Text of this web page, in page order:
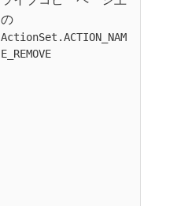
の
ActionSet.ACTION_NAM
E_REMOVE